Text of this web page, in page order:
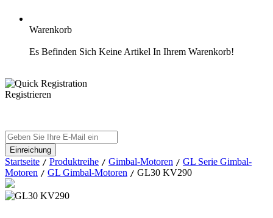
Warenkorb
Es Befinden Sich Keine Artikel In Ihrem Warenkorb!
Registrieren
Startseite / Produktreihe / Gimbal-Motoren / GL Serie Gimbal-
Motoren / GL Gimbal-Motoren / GL30 KV290